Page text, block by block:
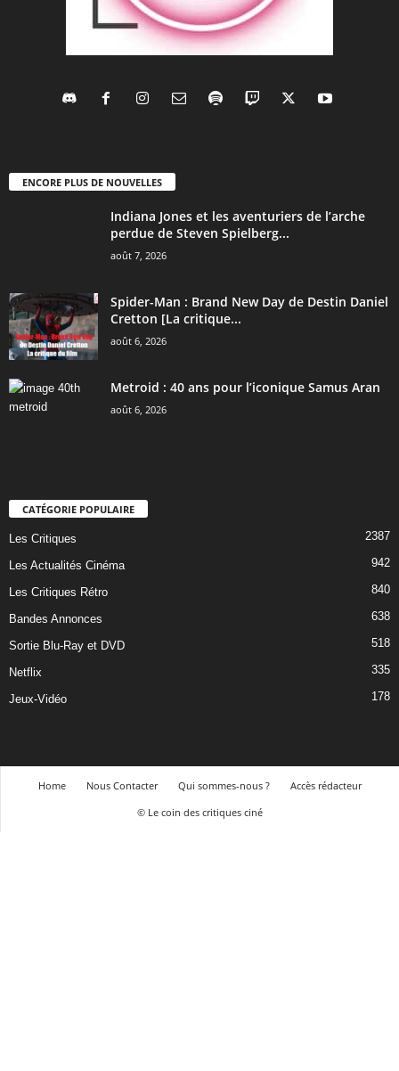
ENCORE PLUS DE NOUVELLES
Indiana Jones et les aventuriers de l’arche
perdue de Steven Spielberg...
août 7, 2026
Spider-Man : Brand New Day de Destin Daniel
Cretton [La critique...
août 6, 2026
Metroid : 40 ans pour l’iconique Samus Aran
août 6, 2026
CATÉGORIE POPULAIRE
Les Critiques 2387
Les Actualités Cinéma 942
Les Critiques Rétro 840
Bandes Annonces 638
Sortie Blu-Ray et DVD 518
Netflix 335
Jeux-Vidéo 178
Home Nous Contacter Qui sommes-nous ?
Accès rédacteur
© Le coin des critiques ciné